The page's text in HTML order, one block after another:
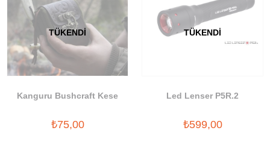
TÜKENDI
Kanguru Bushcraft Kese
₺75,00
TÜKENDI
Led Lenser P5R.2
₺599,00